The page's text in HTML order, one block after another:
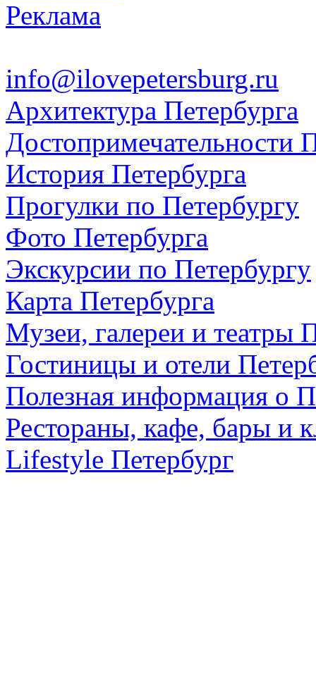
Реклама
info@ilovepetersburg.ru
Архитектура Петербурга
Достопримечательности
История Петербурга
Прогулки по Петербургу
Фото Петербурга
Экскурсии по Петербургу
Карта Петербурга
Музеи, галереи и театры
Гостиницы и отели
Полезная информация о
Рестораны, кафе, бары и
Lifestyle Петербург